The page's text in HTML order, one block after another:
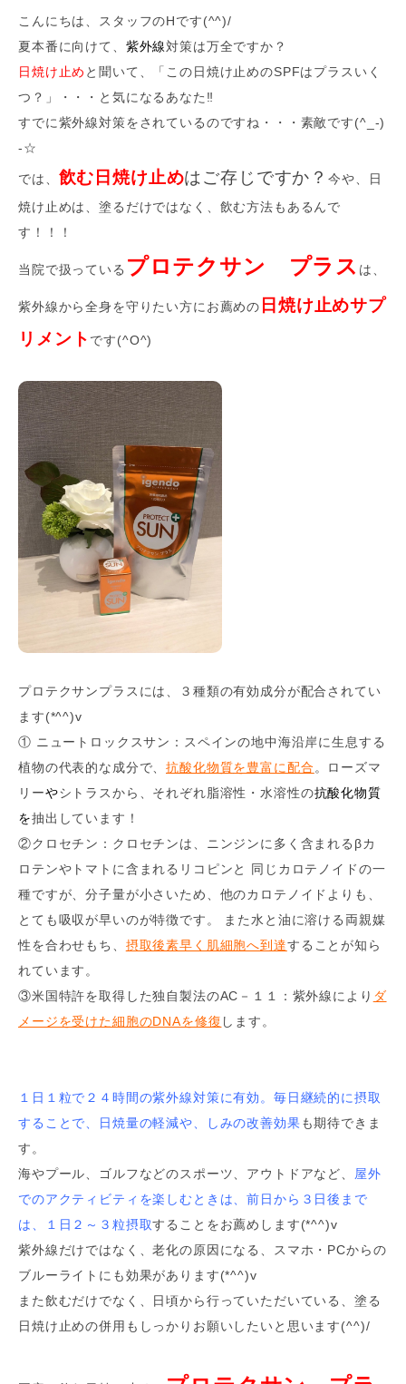
こんにちは、スタッフのHです(^^)/
夏本番に向けて、 紫外線対策は万全ですか？
日焼け止め と聞いて、「この日焼け止めのSPFはプラスいく
つ？」・・・と気になるあなた‼
すでに紫外線対策をされているのですね・・・素敵です(^_-)
-☆
では、 飲む日焼け止めはご存じですか？今や、日
焼け止めは、塗るだけではなく、飲む方法もあるんで
す！！！
当院で扱っている プロテクサン プラス は、
紫外線から全身を守りたい方にお薦めの 日焼け止めサプ
リメント です(^O^)
プロテクサンプラスには、３種類の有効成分が配合されてい
ます(*^^)v
① ニュートロックスサン：スペインの地中海沿岸に生息する
植物の代表的な成分で、抗酸化物質を豊富に配合 。ローズマ
リーやシトラスから、それぞれ脂溶性・水溶性の抗酸化物質
を抽出しています！
②クロセチン：クロセチンは、ニンジンに多く含まれるβカ
ロテンやトマトに含まれるリコピンと 同じカロテノイドの一
種ですが、分子量が小さいため、他のカロテノイドよりも、
とても吸収が早いのが特徴です。 また水と油に溶ける両親媒
性を合わせもち、 摂取後素早く肌細胞へ到達することが知ら
れています。
③米国特許を取得した独自製法のAC－１１：紫外線により ダ
メージを受けた細胞のDNAを修復 します。
１日１粒で２４時間の紫外線対策に有効。毎日継続的に摂取
することで、日焼量の軽減や、しみの改善効果も期待できま
す。
海やプール、ゴルフなどのスポーツ、アウトドアなど、 屋外
でのアクティビティを楽しむときは、前日から３日後まで
は、１日２～３粒摂取することをお薦めします(*^^)v
紫外線だけではなく、老化の原因になる、スマホ・PCからの
ブルーライトにも効果があります(*^^)v
また飲むだけでなく、日頃から行っていただいている、塗る
日焼け止めの併用もしっかりお願いしたいと思います(^^)/